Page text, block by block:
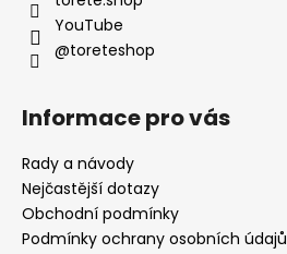
YouTube
@toreteshop
Informace pro vás
Rady a návody
Nejčastější dotazy
Obchodní podmínky
Podmínky ochrany osobních údajů